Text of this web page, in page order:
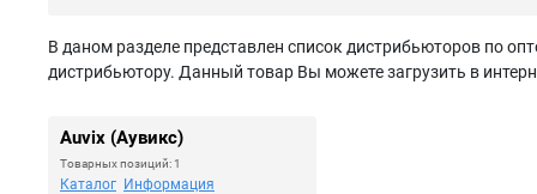
В даном разделе представлен список дистрибьюторов по
дистрибьютору. Данный товар Вы можете загрузить в
Auvix (Аувикс)
Товарных позиций: 1
Каталог Информация